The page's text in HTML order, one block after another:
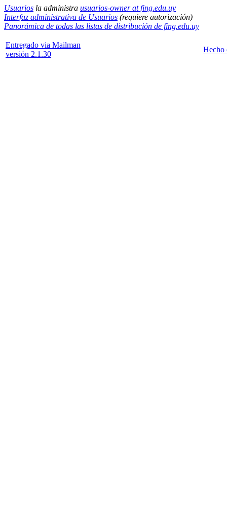
Usuarios la administra usuarios-owner at fing.edu.uy
Interfaz administrativa de Usuarios (requiere autorización)
Panorámica de todas las listas de distribución de fing.edu.uy
Entregado via Mailman
versión 2.1.30
Hecho